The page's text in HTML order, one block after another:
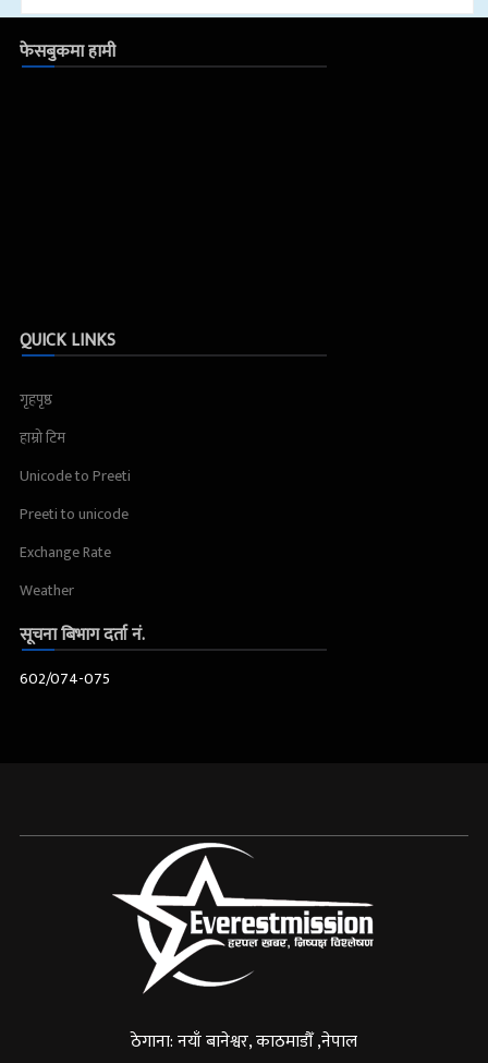
फेसबुकमा हामी
QUICK LINKS
गृहपृष्ठ
हाम्रो टिम
Unicode to Preeti
Preeti to unicode
Exchange Rate
Weather
सूचना बिभाग दर्ता नं.
602/074-075
ठेगाना: नयाँ बानेश्वर, काठमाडौँ ,नेपाल